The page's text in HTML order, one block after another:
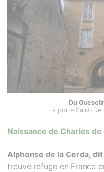
Du
La porte Saint-
Naissance de Charles de
Alphonse de la Cerda,
trouve refuge en France